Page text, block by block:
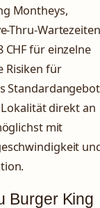
Montheys,
Thru-Wartezeiten
CHF für einzelne
Risiken für
Standardangebot
direkt an
mit
Burger King